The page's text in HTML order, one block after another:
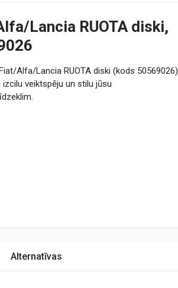
Lancia RUOTA diski,
Alfa/Lancia RUOTA diski (kods 50569026)
veiktspēju un stilu jūsu
Alternatīvas